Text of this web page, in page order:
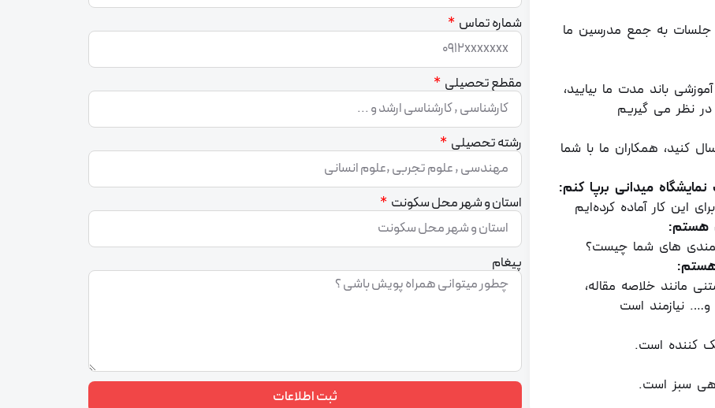
به جمع مدرسین ما
باند مدت ما بیایید،
در نظر می گیریم
کنید، همکاران ما با شما
میدانی برپا کنم:
این کار آماده کرده‌ایم
هستم:
های شما چیست؟
مانند خلاصه مقاله،
و…. نیازمند است
کننده است.
سبز است.
شماره تماس
مقطع تحصیلی
رشته تحصیلی
استان و شهر محل سکونت
پیغام
ثبت اطلاعات